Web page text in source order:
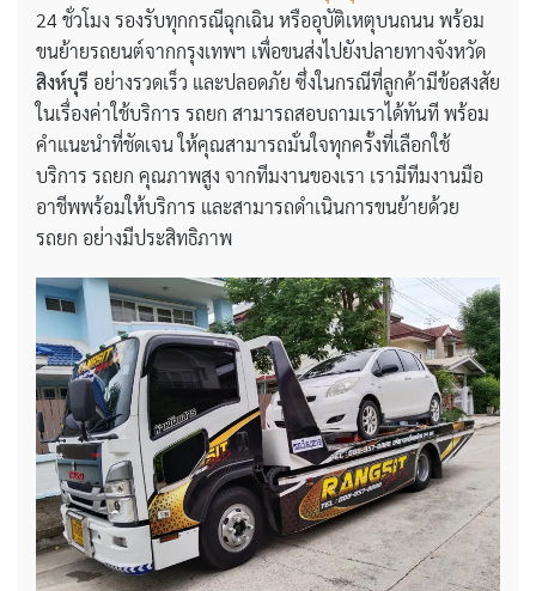
24 ชั่วโมง รองรับทุกกรณีฉุกเฉิน หรืออุบัติเหตุบนถนน พร้อม
ขนย้ายรถยนต์จากกรุงเทพฯ เพื่อขนส่งไปยังปลายทางจังหวัด
สิงห์บุรี อย่างรวดเร็ว และปลอดภัย ซึ่งในกรณีที่ลูกค้ามีข้อสงสัย
ในเรื่องค่าใช้บริการ รถยก สามารถสอบถามเราได้ทันที พร้อม
คำแนะนำที่ชัดเจน ให้คุณสามารถมั่นใจทุกครั้งที่เลือกใช้
บริการ รถยก คุณภาพสูง จากทีมงานของเรา เรามีทีมงานมือ
อาชีพพร้อมให้บริการ และสามารถดำเนินการขนย้ายด้วย
รถยก อย่างมีประสิทธิภาพ